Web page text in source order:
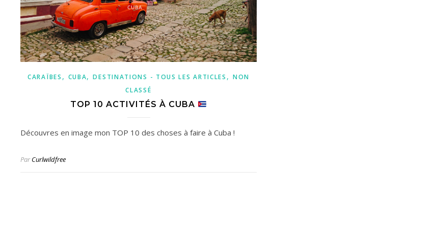
CARAÏBES , CUBA,DESTINATIONS - TOUS LES ARTICLES , NON
CLASSÉ
TOP 10 ACTIVITÉS À CUBA
Découvres en image mon TOP 10 des choses à faire à Cuba !
ParCurlwildfree